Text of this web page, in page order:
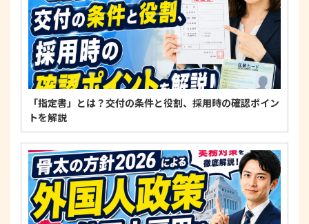
個人情報に関するお問い合わせ窓口
〒125-0061東京都葛飾区亀有3-21-11 藍ビル202
TEL：0120-550-580
株式会社 アルフォース･ワン 個人情報保護担当
「指定書」とは？交付の条件と役割、採用時の確認ポイン
トを解説